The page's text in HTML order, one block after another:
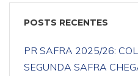
POSTS RECENTES
PR SAFRA 2025/26:
SEGUNDA SAFRA